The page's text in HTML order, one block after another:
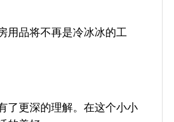
用品将不再是冷冰冰的工
了更深的理解。在这个小小